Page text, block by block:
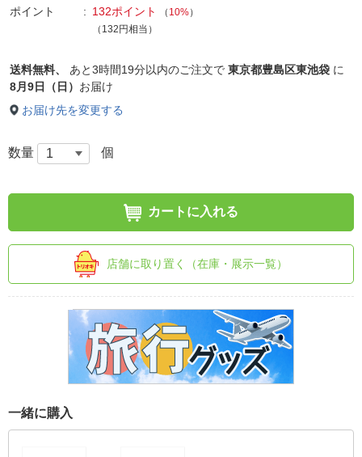
ポイント 132ポイント （ 10%）
（132円相当）
送料無料、 あと3時間19分以内のご注文で 東京都豊島区東池袋 に
8月9日（日） お届け
お届け先を変更する
数量 個
カートに入れる
店舗に取り置く（在庫・展示一覧）
一緒に購入